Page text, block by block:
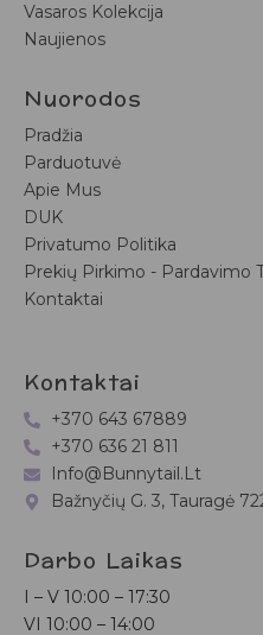
Vasaros Kolekcija
Naujienos
Nuorodos
Pradžia
Parduotuvė
Apie Mus
DUK
Privatumo Politika
Prekių Pirkimo - Pardavimo
Kontaktai
Kontaktai
+370 643 67889
+370 636 21 811
Info@bunnytail.lt
Bažnyčių G. 3, Tauragė
Darbo Laikas
I – V 10:00 – 17:30
VI 10:00 – 14:00